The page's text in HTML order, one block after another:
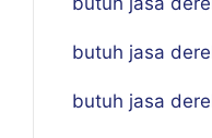
butuh jasa
butuh jasa